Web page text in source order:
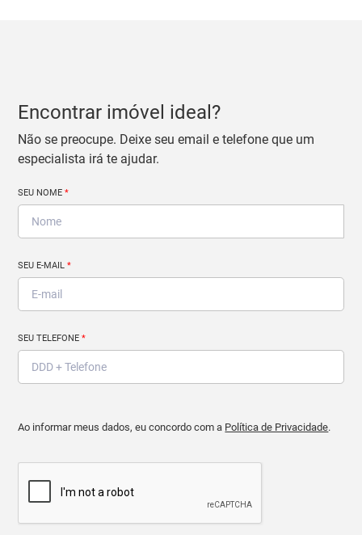
Encontrar imóvel ideal?
Não se preocupe. Deixe seu email e telefone que um
especialista irá te ajudar.
SEU NOME*
SEU E-MAIL*
SEU TELEFONE*
Ao informar meus dados, eu concordo com a Política de Privacidade.